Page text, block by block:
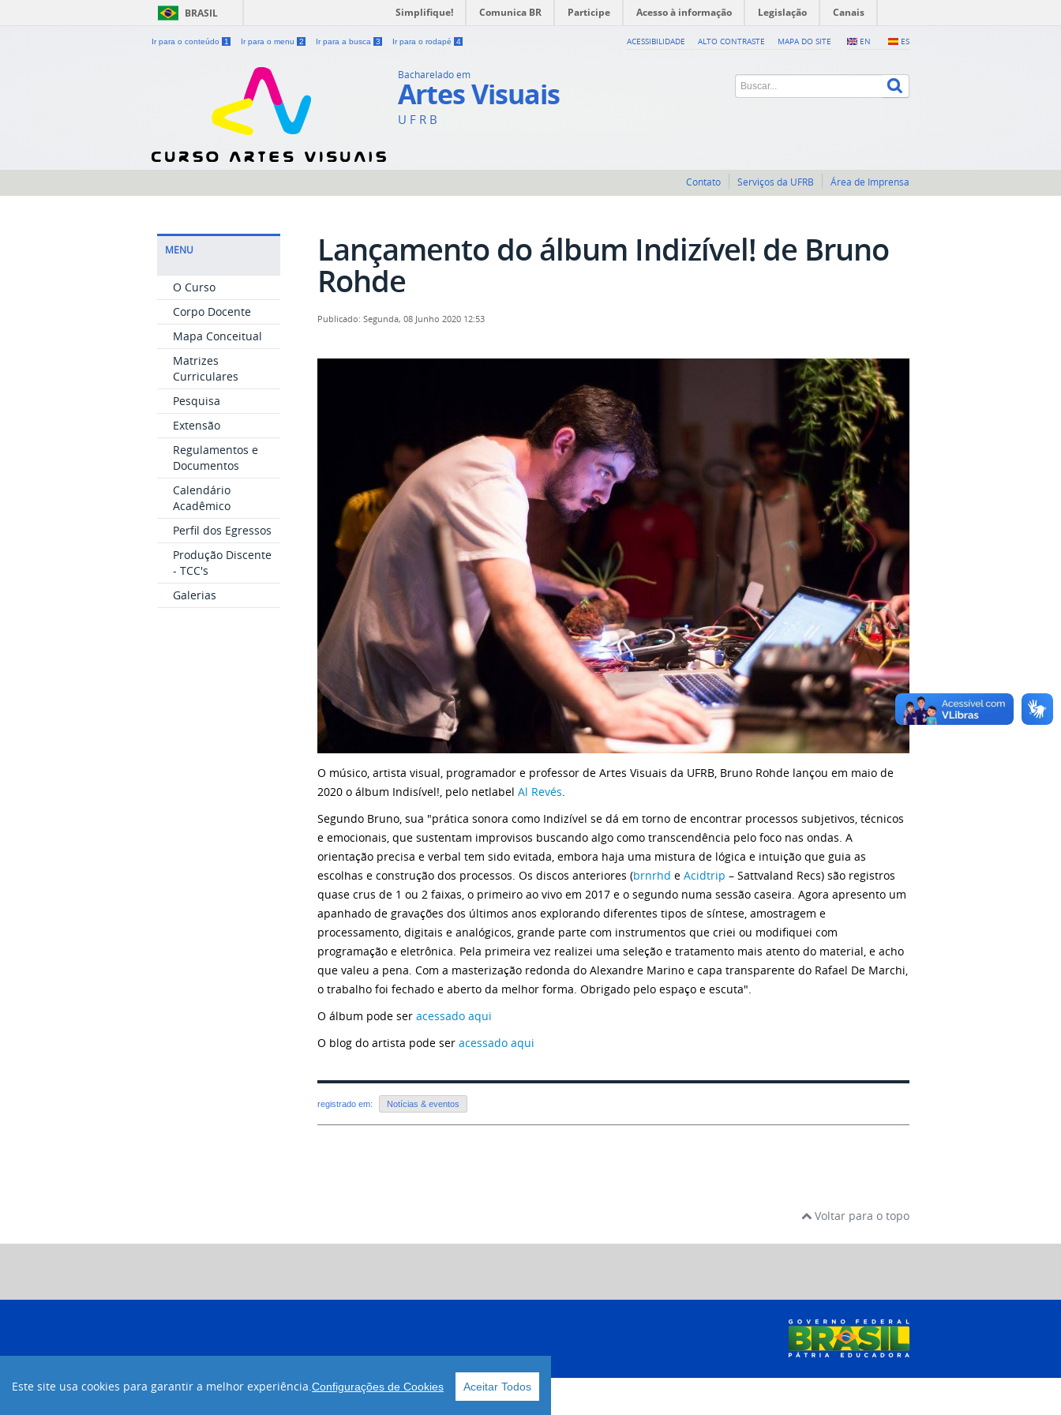
Este site usa cookies para garantir a melhor experiência.Configurações de Cookies Aceitar Todos
BRASIL Simplifique! Comunica BR Participe Acesso à informação Legislação Canais
Ir para o conteúdo 1 Ir para o menu 2 Ir para a busca 3 Ir para o rodapé 4 EN ES
ACESSIBILIDADE ALTO CONTRASTE MAPA DO SITE
Bacharelado em
Artes Visuais
U F R B
Contato Serviços da UFRB Área de Imprensa
MENU
O Curso
Corpo Docente
Mapa Conceitual
Matrizes
Curriculares
Pesquisa
Extensão
Regulamentos e
Documentos
Calendário
Acadêmico
Perfil dos Egressos
Produção Discente
- TCC's
Galerias
Lançamento do álbum Indizível! de Bruno
Rohde
Publicado: Segunda, 08 Junho 2020 12:53
O músico, artista visual, programador e professor de Artes Visuais da UFRB, Bruno Rohde lançou em maio de
2020 o álbum Indisível!, pelo netlabel Al Revés
Segundo Bruno, sua "prática sonora como Indizível se dá em torno de encontrar processos subjetivos, técnicos
e emocionais, que sustentam improvisos buscando algo como transcendência pelo foco nas ondas. A
orientação precisa e verbal tem sido evitada, embora haja uma mistura de lógica e intuição que guia as
escolhas e construção dos processos. Os discos anteriores (brnrhd e Acidtrip – Sattvaland Recs) são registros
quase crus de 1 ou 2 faixas, o primeiro ao vivo em 2017 e o segundo numa sessão caseira. Agora apresento um
apanhado de gravações dos últimos anos explorando diferentes tipos de síntese, amostragem e
processamento, digitais e analógicos, grande parte com instrumentos que criei ou modifiquei com
programação e eletrônica. Pela primeira vez realizei uma seleção e tratamento mais atento do material, e acho
que valeu a pena. Com a masterização redonda do Alexandre Marino e capa transparente do Rafael De Marchi,
o trabalho foi fechado e aberto da melhor forma. Obrigado pelo espaço e escuta".
O álbum pode ser acessado aqui
O blog do artista pode ser acessado aqui
registrado em: Notícias & eventos
Voltar para o topo
Desenvolvido com código aberto Joomla!